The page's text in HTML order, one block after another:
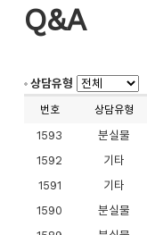
Q&A
상담유형
번호 상담유형
1593 분실물
1592
기타
1591
기타
1590
분실물